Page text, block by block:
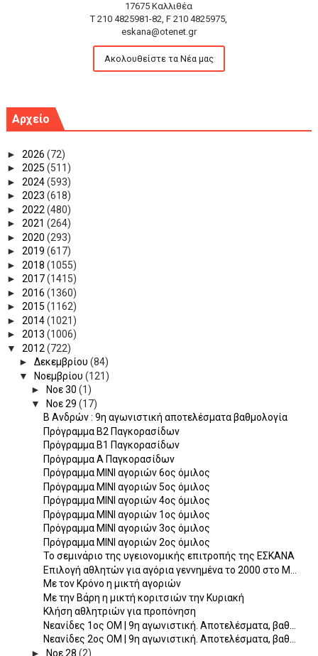
17675 Καλλιθέα
T 210 4825981-82, F 210 4825975,
eskana@otenet.gr
Ακολουθείστε τα Νέα μας
Αρχείο
► 2026 (72)
► 2025 (511)
► 2024(593)
► 2023 (618)
► 2022 (480)
► 2021 (264)
► 2020 (293)
► 2019 (617)
► 2018 (1055)
► 2017(1415)
► 2016 (1360)
► 2015 (1162)
► 2014(1021)
► 2013 (1006)
▼ 2012 (722)
► Δεκεμβρίου (84)
▼
Νοεμβρίου (121)
►
Νοε 30 (1)
▼
Νοε 29 (17)
Β Ανδρών : 9η αγωνιστική αποτελέσματα βαθμολογία
Πρόγραμμα Β2 Παγκορασίδων
Πρόγραμμα Β1 Παγκορασίδων
Πρόγραμμα Α Παγκορασίδων
Πρόγραμμα ΜΙΝΙ αγοριών 6ος όμιλος
Πρόγραμμα ΜΙΝΙ αγοριών 5ος όμιλος
Πρόγραμμα ΜΙΝΙ αγοριών 4ος όμιλος
Πρόγραμμα ΜΙΝΙ αγοριών 1ος όμιλος
Πρόγραμμα ΜΙΝΙ αγοριών 3ος όμιλος
Πρόγραμμα ΜΙΝΙ αγοριών 2ος όμιλος
Το σεμινάριο της υγειονομικής επιτροπής της ΕΣΚΑΝΑ
Επιλογή αθλητών για αγόρια γεννημένα το 2000 στο Μ...
Με τον Κρόνο η μικτή αγοριών
Με την Βάρη η μικτή κοριτσιών την Κυριακή
Κλήση αθλητριών για προπόνηση
Νεανίδες 1ος OM | 9η αγωνιστική. Aποτελέσματα, βαθ...
Νεανίδες 2ος OM | 9η αγωνιστική. Aποτελέσματα, βαθ...
►
Νοε 28 (2)